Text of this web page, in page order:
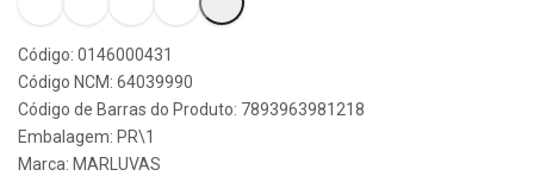
Código: 0146000431
Código NCM: 64039990
Código de Barras do Produto: 7893963981218
Embalagem: PR\1
Marca: MARLUVAS